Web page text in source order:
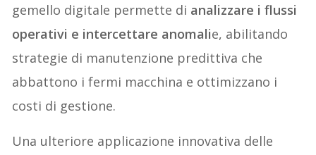
gemello digitale permette di analizzare i flussi
operativi e intercettare anomalie, abilitando
strategie di manutenzione predittiva che
abbattono i fermi macchina e ottimizzano i
costi di gestione.
Una ulteriore applicazione innovativa delle